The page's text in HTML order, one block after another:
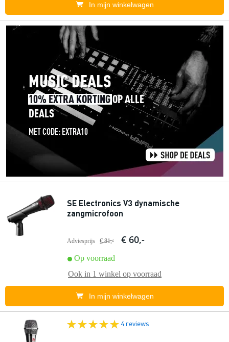
In mijn winkelwagen
SE Electronics V3 dynamische
zangmicrofoon
Adviesprijs € 81,- € 60,-
Op voorraad
Ook in 1 winkel op voorraad
In mijn winkelwagen
4 reviews